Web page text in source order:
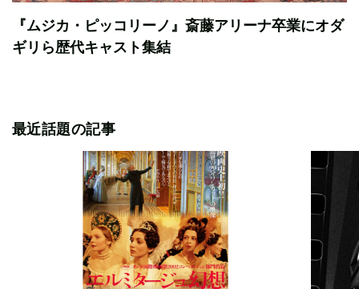
『ムジカ・ピッコリーノ』斎藤アリーナ卒業にオダ
ギリら歴代キャスト集結
最近話題の記事